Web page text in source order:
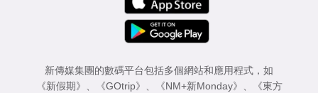
新傳媒集團的數碼平台包括多個網站和應用程式，如
《新假期》
《GOtrip》 《NM+新Monday》
《東方